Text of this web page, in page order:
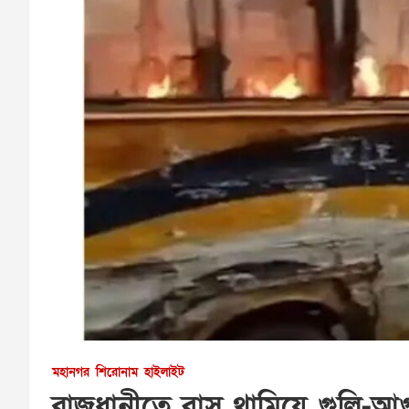
মহানগর শিরোনাম হাইলাইট